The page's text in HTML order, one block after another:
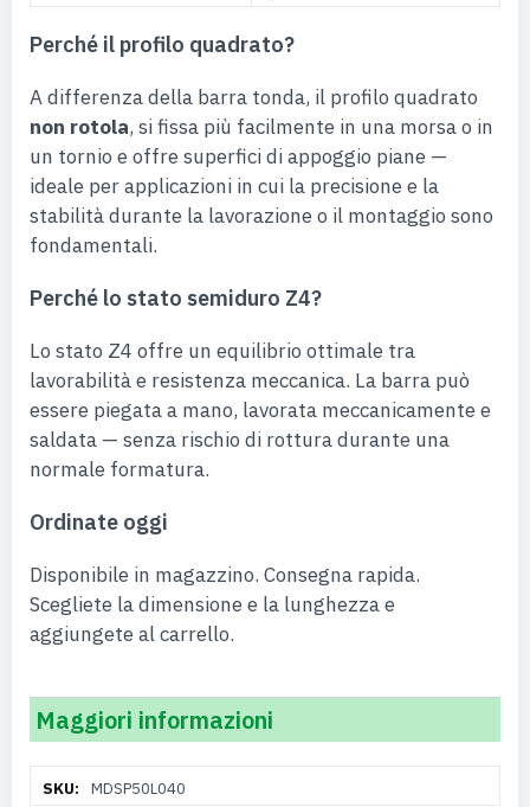
Perché il profilo quadrato?
A differenza della barra tonda, il profilo quadrato
non rotola, si fissa più facilmente in una morsa o in
un tornio e offre superfici di appoggio piane —
ideale per applicazioni in cui la precisione e la
stabilità durante la lavorazione o il montaggio sono
fondamentali.
Perché lo stato semiduro Z4?
Lo stato Z4 offre un equilibrio ottimale tra
lavorabilità e resistenza meccanica. La barra può
essere piegata a mano, lavorata meccanicamente e
saldata — senza rischio di rottura durante una
normale formatura.
Ordinate oggi
Disponibile in magazzino. Consegna rapida.
Scegliete la dimensione e la lunghezza e
aggiungete al carrello.
Maggiori informazioni
InformazioniMDSP50L040